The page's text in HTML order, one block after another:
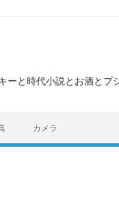
ーと時代小説とお酒とプ
カメラ